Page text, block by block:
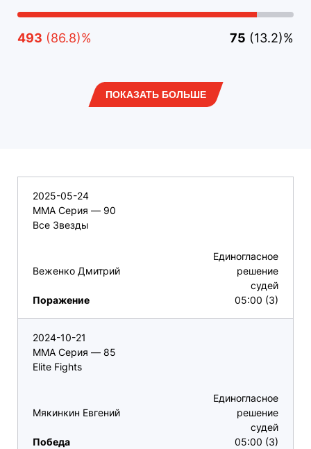
493 (86.8)% 75 (13.2)%
ПОКАЗАТЬ БОЛЬШЕ
2025-05-24
ММА Серия — 90
Все Звезды
Веженко Дмитрий
Поражение
Единогласное
решение
судей
05:00 (3)
2024-10-21
ММА Серия — 85
Elite Fights
Мякинкин Евгений
Победа
Единогласное
решение
судей
05:00 (3)